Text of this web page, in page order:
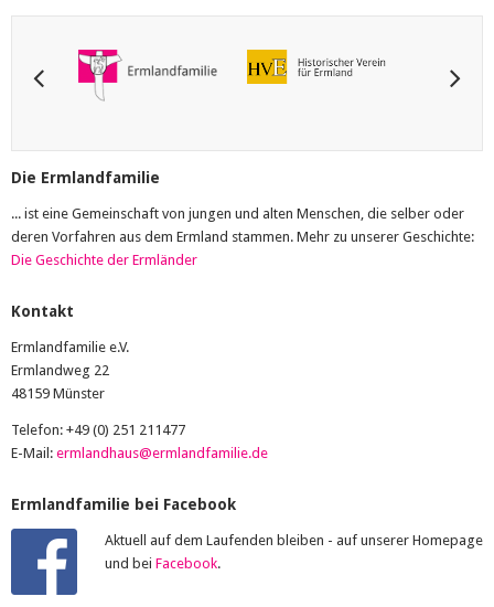
Die Ermlandfamilie
... ist eine Gemeinschaft von jungen und alten Menschen, die selber oder
deren Vorfahren aus dem Ermland stammen. Mehr zu unserer Geschichte:
Die Geschichte der Ermländer
Kontakt
Ermlandfamilie e.V.
Ermlandweg 22
48159 Münster
Telefon: +49 (0) 251 211477
E-Mail: ermlandhaus@ermlandfamilie.de
Ermlandfamilie bei Facebook
Aktuell auf dem Laufenden bleiben - auf unserer Homepage
und bei Facebook.